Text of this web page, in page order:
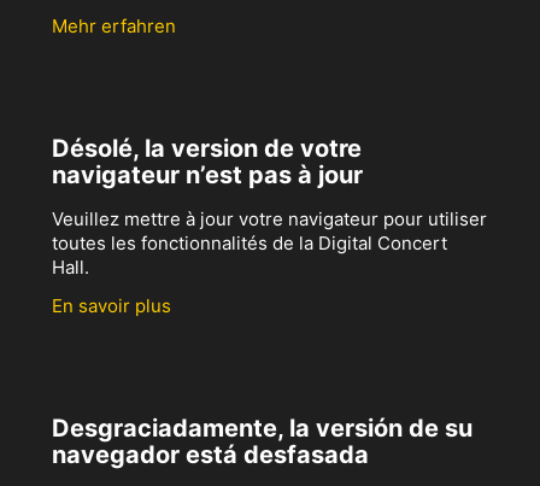
Mehr erfahren
Désolé, la version de votre
navigateur n’est pas à jour
Veuillez mettre à jour votre navigateur pour utiliser
toutes les fonctionnalités de la Digital Concert
Hall.
En savoir plus
Desgraciadamente, la versión de su
navegador está desfasada